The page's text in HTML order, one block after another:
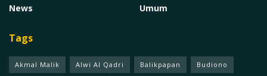
News
Umum
Tags
Akmal Malik Alwi Al Qadri Balikpapan Budiono